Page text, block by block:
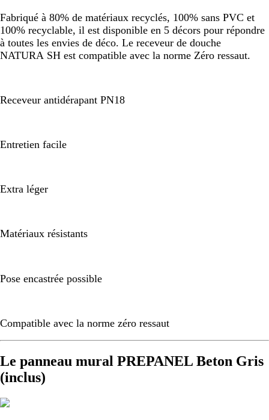
Fabriqué à 80% de matériaux recyclés, 100% sans PVC et
100% recyclable, il est disponible en 5 décors pour répondre
à toutes les envies de déco. Le receveur de douche
NATURA SH est compatible avec la norme Zéro ressaut.
Receveur antidérapant PN18
Entretien facile
Extra léger
Matériaux résistants
Pose encastrée possible
Compatible avec la norme zéro ressaut
Le panneau mural PREPANEL Beton Gris
(inclus)